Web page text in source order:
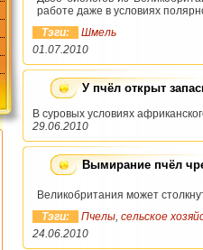
работе даже в условиях
Тэги:
Шмель
01.07.2010
У пчёл открыт
В суровых условиях
29.06.2010
Вымирание пчёл
Великобритания может
Тэги:
Пчелы, сельское
24.06.2010